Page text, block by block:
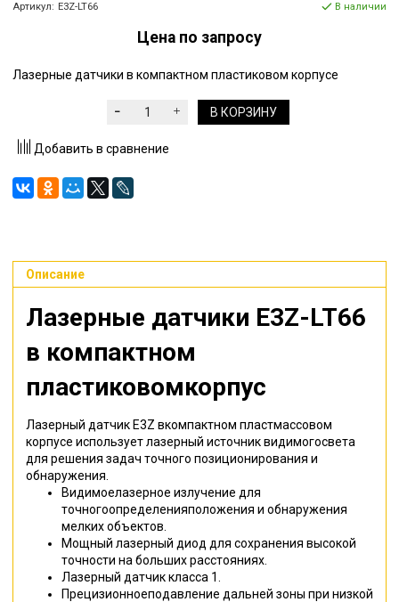
Артикул: E3Z-LT66 В наличии
Цена по запросу
Лазерные датчики в компактном пластиковом корпусе
В КОРЗИНУ
Добавить в сравнение
Описание
Лазерные датчики E3Z-LT66
в компактном
пластиковомкорпус
Лазерный датчик E3Z вкомпактном пластмассовом
корпусе использует лазерный источник видимогосвета
для решения задач точного позиционирования и
обнаружения.
Видимоелазерное излучение для
точногоопределенияположения и обнаружения
мелких объектов.
Мощный лазерный диод для сохранения высокой
точности на больших расстояниях.
Лазерный датчик класса 1.
Прецизионноеподавление дальней зоны при низкой